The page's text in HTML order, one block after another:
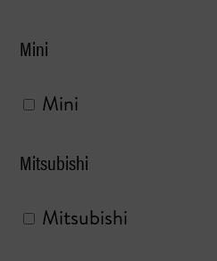
Mini
Mini
Mitsubishi
Mitsubishi